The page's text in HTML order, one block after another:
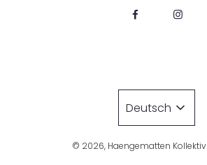
Deutsch
© 2026, Haengematten Kollektiv